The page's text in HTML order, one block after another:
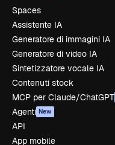
Spaces
Assistente IA
Generatore di immagini IA
Generatore di video IA
Sintetizzatore vocale IA
Contenuti stock
MCP per Claude/ChatGPT
Agenti New
API
App mobile